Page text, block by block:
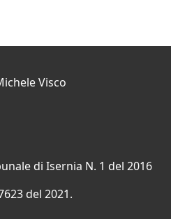
Visco
di Isernia N. 1 del 2016
del 2021.